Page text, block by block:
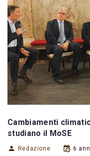
Cambiamenti
studiano il MoSE
Redazione 6